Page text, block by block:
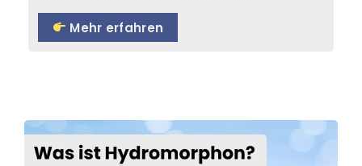
Mehr erfahren